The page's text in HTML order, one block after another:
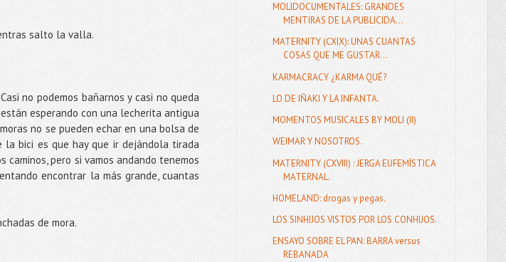
salto la valla.
no podemos bañarnos y casi no queda
esperando con una lecherita antigua
no se pueden echar en una bolsa de
la bici es que hay que ir dejándola tirada
pero si vamos andando tenemos
encontrar la más grande, cuantas
de mora.
MOLIDOCUMENTALES: GRANDES
MENTIRAS DE LA PUBLICIDA...
MATERNITY (CXIX): UNAS CUANTAS
COSAS QUE ME GUSTAR...
KARMACRACY ¿KARMA QUÉ?
LO DE IÑAKI Y LA INFANTA.
MOMENTOS MUSICALES BY MOLI (II)
WEIMAR Y NOSOTROS.
MATERNITY (CXVIII) : JERGA EUFEMÍSTICA
MATERNAL.
HOMELAND: drogas y pegas.
LOS SINHIJOS VISTOS POR LOS CONHIJOS.
ENSAYO SOBRE EL PAN: BARRA versus
REBANADA